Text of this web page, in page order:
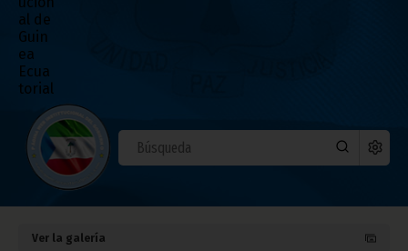
Guinea Ecuatorial arranca su
participación en las eliminatorias del
Afrobasket Sub-18
mayo 31, 2026
Deportes
Ver la galería